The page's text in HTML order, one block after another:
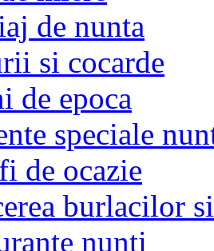
de nunta
si cocarde
de epoca
speciale
de ocazie
burlacilor
nunti